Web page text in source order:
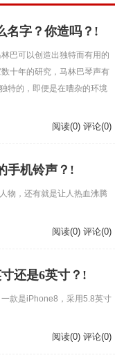
名字？你造吗？!
巴可以创造出独特而有用的
十年的研究，马林巴琴声有
特的，即便是在嘈杂的环境
阅读(0) 评论(0)
手机铃声？!
物，还有就是让人热血沸腾
阅读(0) 评论(0)
还是6英寸？!
款是iPhone8，采用5.8英寸
阅读(0) 评论(0)